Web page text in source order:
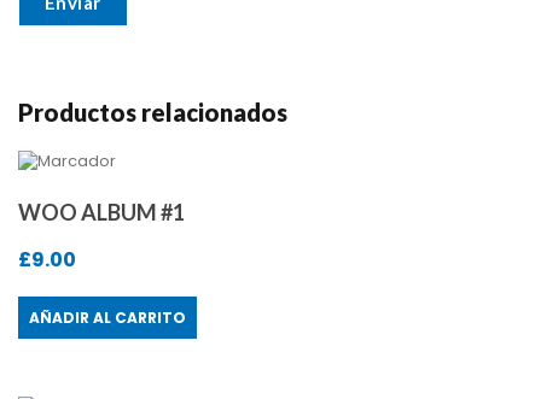
Productos relacionados
WOO ALBUM #1
£9.00
AÑADIR AL CARRITO